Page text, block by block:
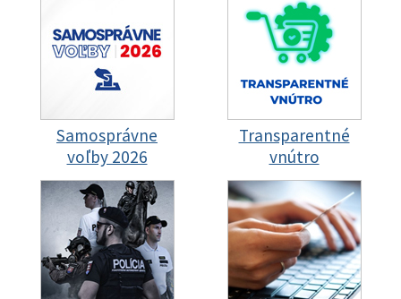
Samosprávne
voľby 2026
Transparentné
vnútro